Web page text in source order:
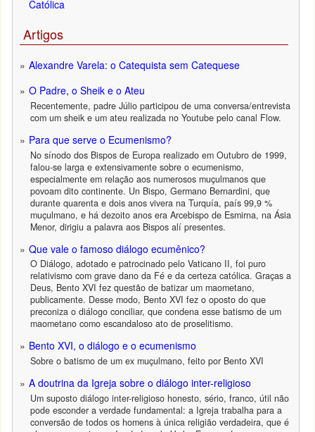
Católica
Artigos
Alexandre Varela: o Catequista sem Catequese
O Padre, o Sheik e o Ateu
Recentemente, padre Júlio participou de uma conversa/entrevista
com um sheik e um ateu realizada no Youtube pelo canal Flow.
Para que serve o Ecumenismo?
No sínodo dos Bispos de Europa realizado em Outubro de 1999,
falou-se larga e extensivamente sobre o ecumenismo,
especialmente em relação aos numerosos muçulmanos que
povoam dito continente. Un Bispo, Germano Bernardini, que
durante quarenta e dois anos vivera na Turquía, país 99,9 %
muçulmano, e há dezoito anos era Arcebispo de Esmirna, na Ásia
Menor, dirigiu a palavra aos Bispos alí presentes.
Que vale o famoso diálogo ecumênico?
O Diálogo, adotado e patrocinado pelo Vaticano II, foi puro
relativismo com grave dano da Fé e da certeza católica. Graças a
Deus, Bento XVI fez questão de batizar um maometano,
publicamente. Desse modo, Bento XVI fez o oposto do que
preconiza o diálogo conciliar, que condena esse batismo de um
maometano como escandaloso ato de proselitismo.
Bento XVI, o diálogo e o ecumenismo
Sobre o batismo de um ex muçulmano, feito por Bento XVI
A doutrina da Igreja sobre o diálogo inter-religioso
Um suposto diálogo inter-religioso honesto, sério, franco, útil não
pode esconder a verdade fundamental: a Igreja trabalha para a
conversão de todos os homens à única religião verdadeira, que é